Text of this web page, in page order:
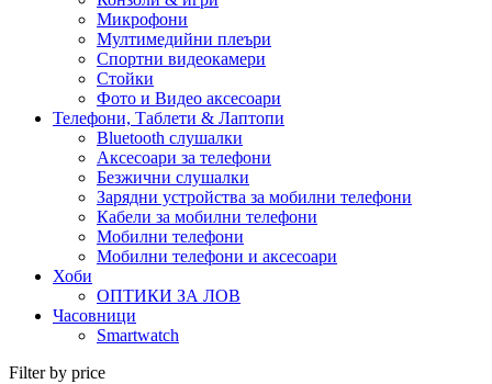
Микрофони
Мултимедийни плеъри
Спортни видеокамери
Стойки
Фото и Видео аксесоари
Телефони, Таблети & Лаптопи
Bluetooth слушалки
Аксесоари за телефони
Безжични слушалки
Зарядни устройства за мобилни телефони
Кабели за мобилни телефони
Мобилни телефони
Мобилни телефони и аксесоари
Хоби
ОПТИКИ ЗА ЛОВ
Часовници
Smartwatch
Filter by price